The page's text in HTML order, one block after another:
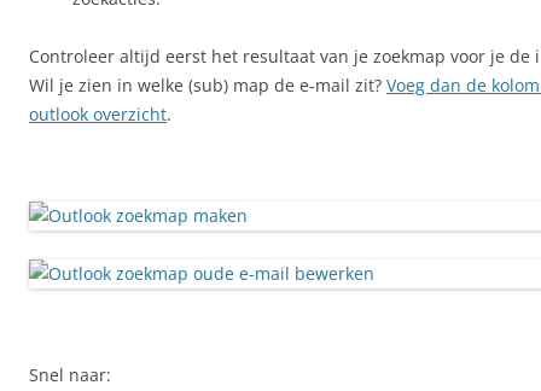
Controleer altijd eerst het resultaat van je zoekmap voor je
Wil je zien in welke (sub) map de e-mail zit? Voeg dan de
outlook overzicht.
Snel naar: